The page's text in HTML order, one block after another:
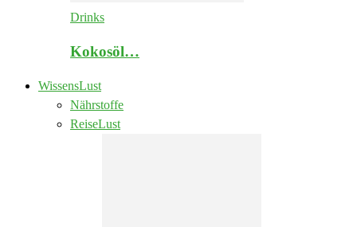
Drinks
Kokosöl…
WissensLust
Nährstoffe
ReiseLust